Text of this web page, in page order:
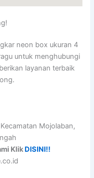
neon box ukuran 4
untuk menghubungi
layanan terbaik
Mojolaban,
Klik DISINI!!